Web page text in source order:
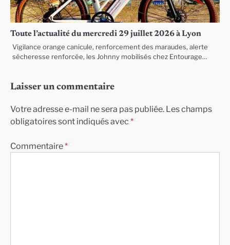
Toute l’actualité du mercredi 29 juillet 2026 à Lyon
Vigilance orange canicule, renforcement des maraudes, alerte
sécheresse renforcée, les Johnny mobilisés chez Entourage…
Laisser un commentaire
Votre adresse e-mail ne sera pas publiée. Les champs
obligatoires sont indiqués avec *
Commentaire*